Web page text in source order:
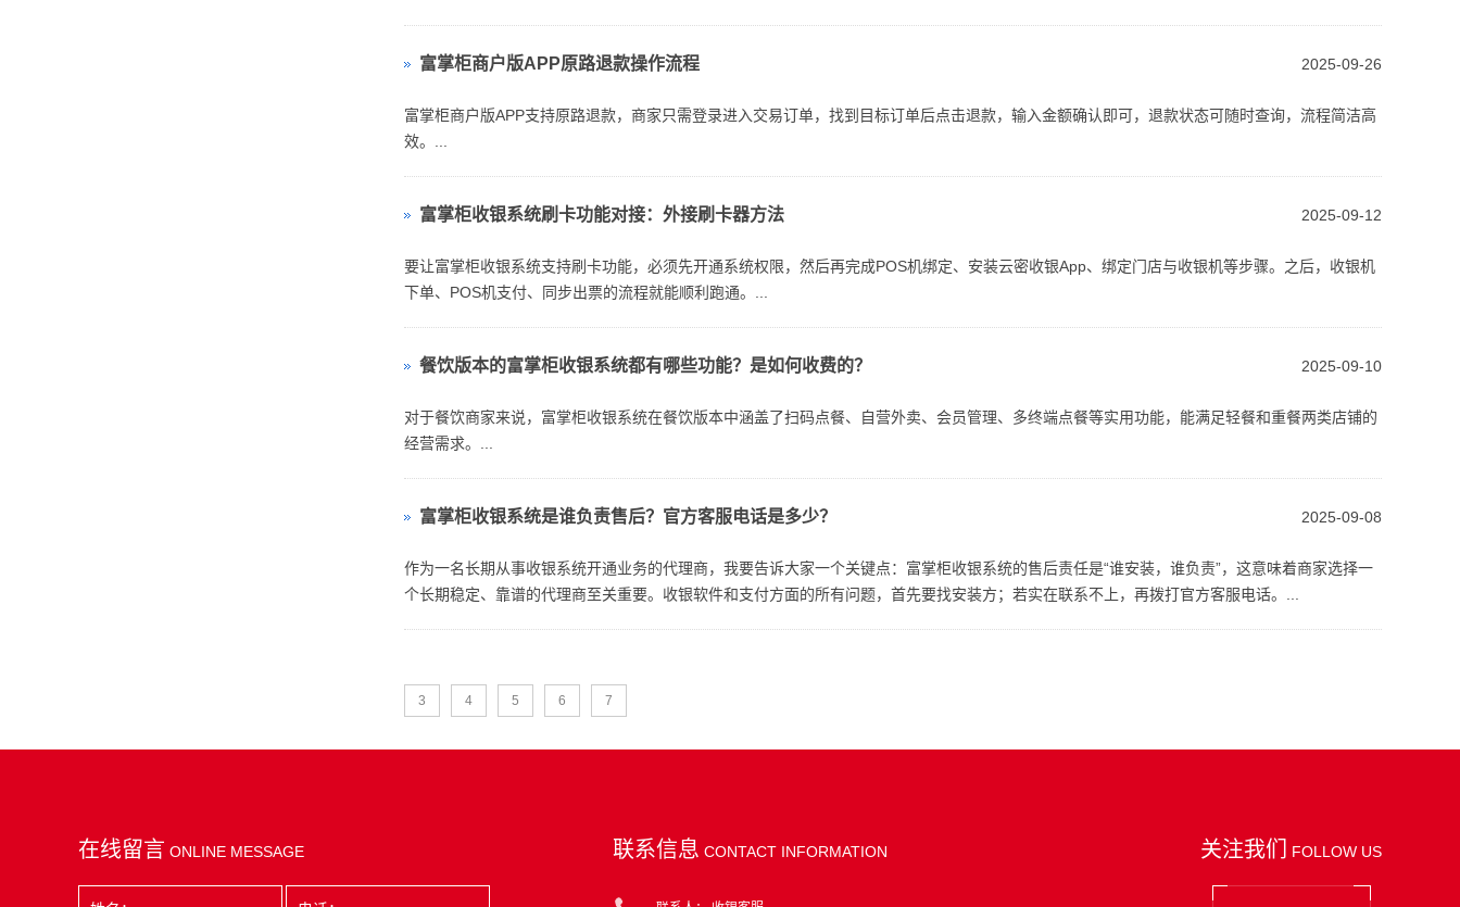
2025-09-26
富掌柜商户版APP原路退款操作流程
富掌柜商户版APP支持原路退款，商家只需登录进入交易订单，找到目标订单后点击退款，输入金额确认即可，退款状态可随时查询，流程简洁高
效。...
2025-09-12
富掌柜收银系统刷卡功能对接：外接刷卡器方法
要让富掌柜收银系统支持刷卡功能，必须先开通系统权限，然后再完成POS机绑定、安装云密收银App、绑定门店与收银机等步骤。之后，收银机
下单、POS机支付、同步出票的流程就能顺利跑通。...
2025-09-10
餐饮版本的富掌柜收银系统都有哪些功能？是如何收费的？
对于餐饮商家来说，富掌柜收银系统在餐饮版本中涵盖了扫码点餐、自营外卖、会员管理、多终端点餐等实用功能，能满足轻餐和重餐两类店铺的
经营需求。...
2025-09-08
富掌柜收银系统是谁负责售后？官方客服电话是多少？
​作为一名长期从事收银系统开通业务的代理商，我要告诉大家一个关键点：富掌柜收银系统的售后责任是“谁安装，谁负责”，这意味着商家选择一
个长期稳定、靠谱的代理商至关重要。收银软件和支付方面的所有问题，首先要找安装方；若实在联系不上，再拨打官方客服电话。...
3 4 5 6 7
关注我们 FOLLOW US
在线留言 ONLINE MESSAGE 联系信息 CONTACT INFORMATION